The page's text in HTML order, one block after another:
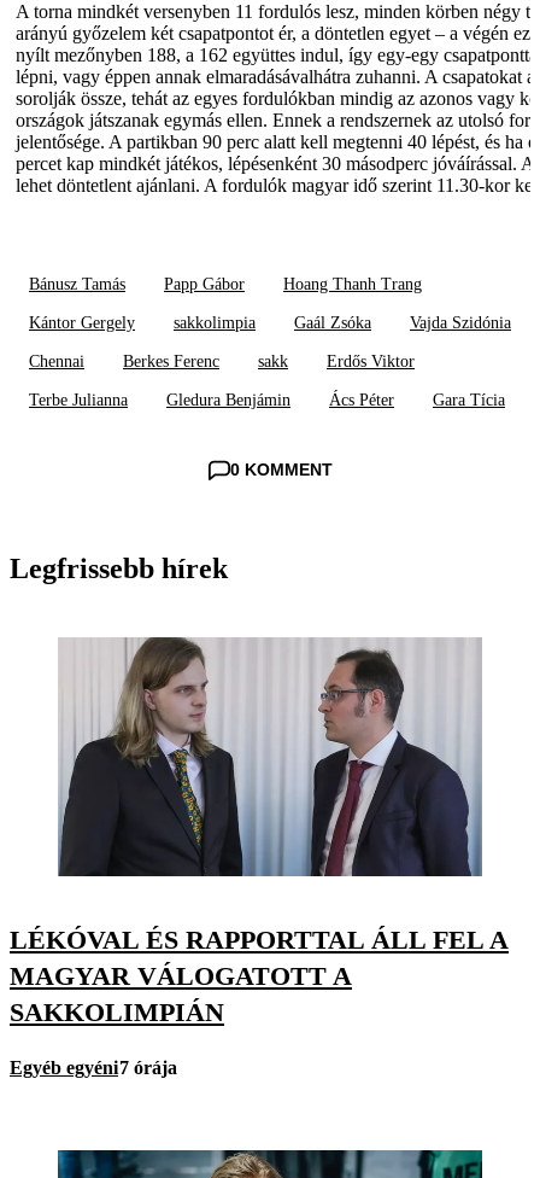
A torna mindkét versenyben 11 fordulós lesz, minden körben négy
arányú győzelem két csapatpontot ér, a döntetlen egyet – a végén
nyílt mezőnyben 188, a 162 együttes indul, így egy-egy
lépni, vagy éppen annak elmaradásávalhátra zuhanni. A csapatokat
sorolják össze, tehát az egyes fordulókban mindig az azonos vagy
országok játszanak egymás ellen. Ennek a rendszernek az utolsó
jelentősége. A partikban 90 perc alatt kell megtenni 40 lépést, és ha
percet kap mindkét játékos, lépésenként 30 másodperc jóváírással.
lehet döntetlent ajánlani. A fordulók magyar idő szerint 11.30-kor
Bánusz Tamás Papp Gábor Hoang Thanh Trang
Kántor Gergely sakkolimpia Gaál Zsóka Vajda Szidónia
Chennai Berkes Ferenc sakk Erdős Viktor
Terbe Julianna Gledura Benjámin Ács Péter Gara Tícia
0 KOMMENT
Legfrissebb hírek
LÉKÓVAL ÉS RAPPORTTAL ÁLL FEL A
MAGYAR VÁLOGATOTT A
SAKKOLIMPIÁN
Egyéb egyéni7 órája